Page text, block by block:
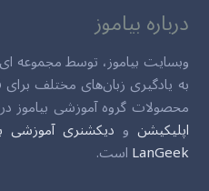
درباره بیاموز
وبسایت بیاموز، توسط مجموعه
به یادگیری زبان‌های مختلف
محصولات گروه آموزشی بیاموز
اپلیکیشن و دیکشنری آموزشی
LanGeekاست.